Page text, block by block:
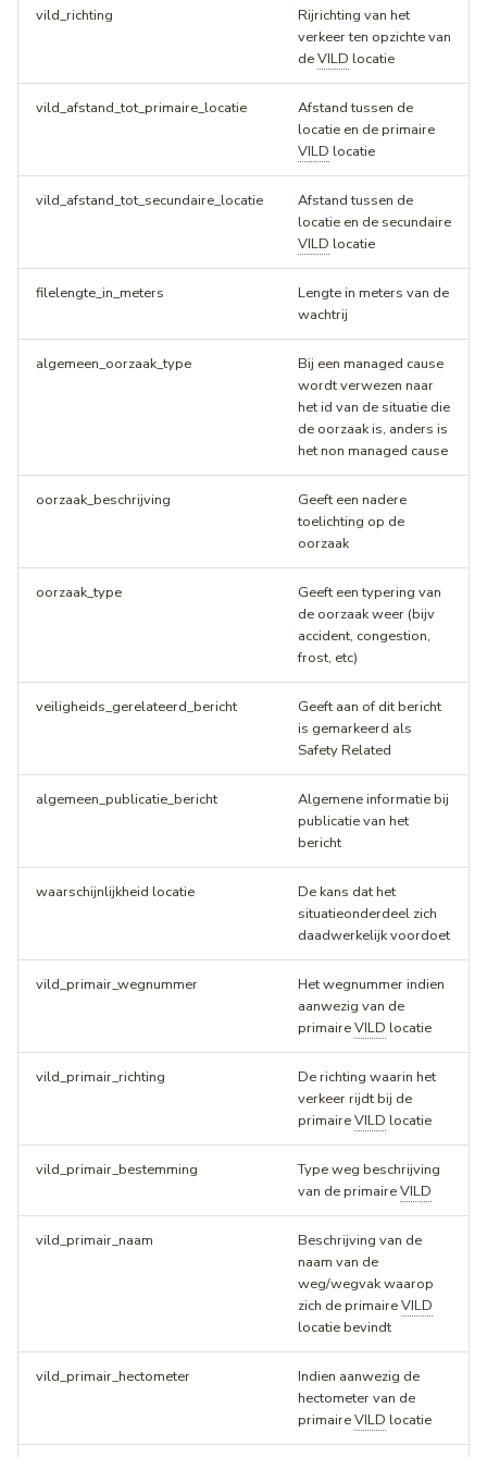
vild_richting
Rijrichting van het
verkeer ten opzichte van
deVILD locatie
vild_afstand_tot_primaire_locatie
Afstand tussen de
locatie en de primaire
VILD locatie
vild_afstand_tot_secundaire_locatie
Afstand tussen de
locatie en de secundaire
VILD locatie
filelengte_in_meters
Lengte in meters van de
wachtrij
algemeen_oorzaak_type
Bij een managed cause
wordt verwezen naar
het id van de situatie die
de oorzaak is, anders is
het non managed cause
oorzaak_beschrijving
Geeft een nadere
toelichting op de
oorzaak
oorzaak_type
Geeft een typering van
de oorzaak weer (bijv
accident, congestion,
frost, etc)
veiligheids_gerelateerd_bericht
Geeft aan of dit bericht
is gemarkeerd als
Safety Related
algemeen_publicatie_bericht
Algemene informatie bij
publicatie van het
bericht
waarschijnlijkheid locatie
De kans dat het
situatieonderdeel zich
daadwerkelijk voordoet
vild_primair_wegnummer
Het wegnummer indien
aanwezig van de
primaireVILD locatie
vild_primair_richting
De richting waarin het
verkeer rijdt bij de
primaireVILD locatie
vild_primair_bestemming
Type weg beschrijving
van de primaireVILD
vild_primair_naam
Beschrijving van de
naam van de
weg/wegvak waarop
zich de primaireVILD
locatie bevindt
vild_primair_hectometer
Indien aanwezig de
hectometer van de
primaireVILD locatie